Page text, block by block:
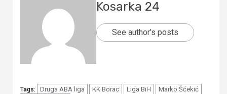
Kosarka 24
See author's posts
Tags: Druga ABA liga KK Borac Liga BiH
Marko Šćekić